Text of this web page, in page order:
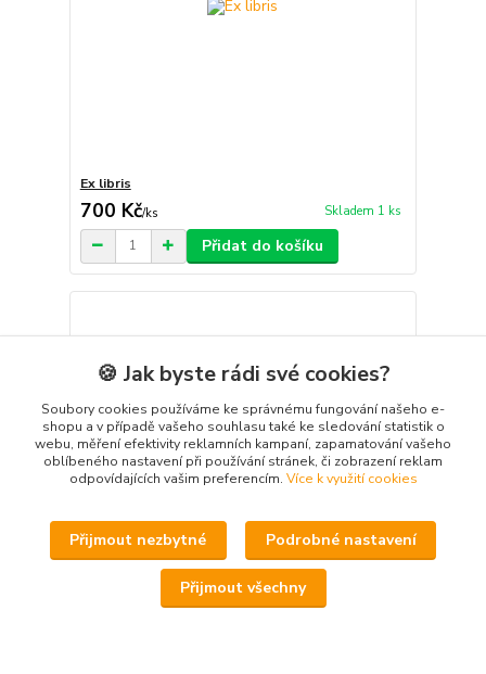
Ex libris
700 Kč/ks Skladem 1 ks
Přidat do košíku
🍪 Jak byste rádi své cookies?
Soubory cookies používáme ke správnému fungování našeho e-
shopu a v případě vašeho souhlasu také ke sledování statistik o
webu, měření efektivity reklamních kampaní, zapamatování vašeho
oblíbeného nastavení při používání stránek, či zobrazení reklam
odpovídajících vašim preferencím. Více k využití cookies
Přijmout nezbytné Podrobné nastavení
Přijmout všechny